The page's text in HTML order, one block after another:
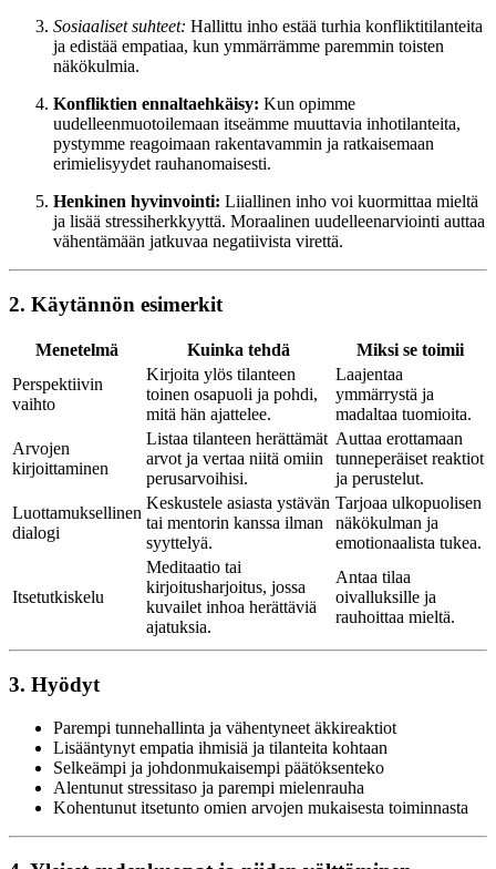
Sosiaaliset suhteet: Hallittu inho estää turhia konfliktitilanteita
ja edistää empatiaa, kun ymmärrämme paremmin toisten
näkökulmia.
Konfliktien ennaltaehkäisy: Kun opimme
uudelleenmuotoilemaan itseämme muuttavia inhotilanteita,
pystymme reagoimaan rakentavammin ja ratkaisemaan
erimielisyydet rauhanomaisesti.
Henkinen hyvinvointi: Liiallinen inho voi kuormittaa mieltä
ja lisää stressiherkkyyttä. Moraalinen uudelleenarviointi auttaa
vähentämään jatkuvaa negatiivista virettä.
2. Käytännön esimerkit
Menetelmä Kuinka tehdä
Miksi se toimii
Perspektiivin
vaihto
Kirjoita ylös tilanteen
toinen osapuoli ja pohdi,
mitä hän ajattelee.
Laajentaa
ymmärrystä ja
madaltaa tuomioita.
Arvojen
kirjoittaminen
Listaa tilanteen herättämät
arvot ja vertaa niitä omiin
perusarvoihisi.
Auttaa erottamaan
tunneperäiset reaktiot
ja perustelut.
Luottamuksellinen
dialogi
Keskustele asiasta ystävän
tai mentorin kanssa ilman
syyttelyä.
Tarjoaa ulkopuolisen
näkökulman ja
emotionaalista tukea.
Itsetutkiskelu
Meditaatio tai
kirjoitusharjoitus, jossa
kuvailet inhoa herättäviä
ajatuksia.
Antaa tilaa
oivalluksille ja
rauhoittaa mieltä.
3. Hyödyt
Parempi tunnehallinta ja vähentyneet äkkireaktiot
Lisääntynyt empatia ihmisiä ja tilanteita kohtaan
Selkeämpi ja johdonmukaisempi päätöksenteko
Alentunut stressitaso ja parempi mielenrauha
Kohentunut itsetunto omien arvojen mukaisesta toiminnasta